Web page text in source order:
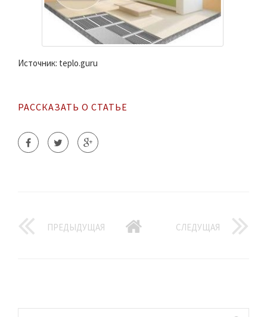
Источник: teplo.guru
РАССКАЗАТЬ О СТАТЬЕ
ПРЕДЫДУЩАЯ СЛЕДУЩАЯ